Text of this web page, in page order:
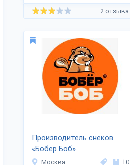
2 отзыва
Производитель снеков
«Бобер Боб»
Москва 10